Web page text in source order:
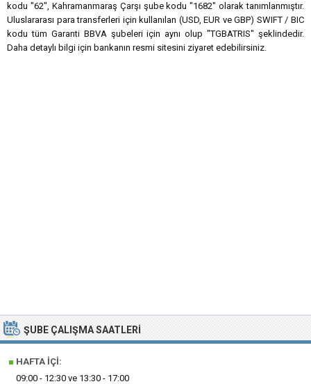
kodu "62", Kahramanmaraş Çarşı şube kodu "1682" olarak tanımlanmıştır.
Uluslararası para transferleri için kullanılan (USD, EUR ve GBP) SWIFT / BIC
kodu tüm Garanti BBVA şubeleri için aynı olup "TGBATRIS" şeklindedir.
Daha detaylı bilgi için bankanın resmi sitesini ziyaret edebilirsiniz.
ŞUBE ÇALIŞMA SAATLERI
■ HAFTA İÇI:
09:00 - 12:30 ve 13:30 - 17:00